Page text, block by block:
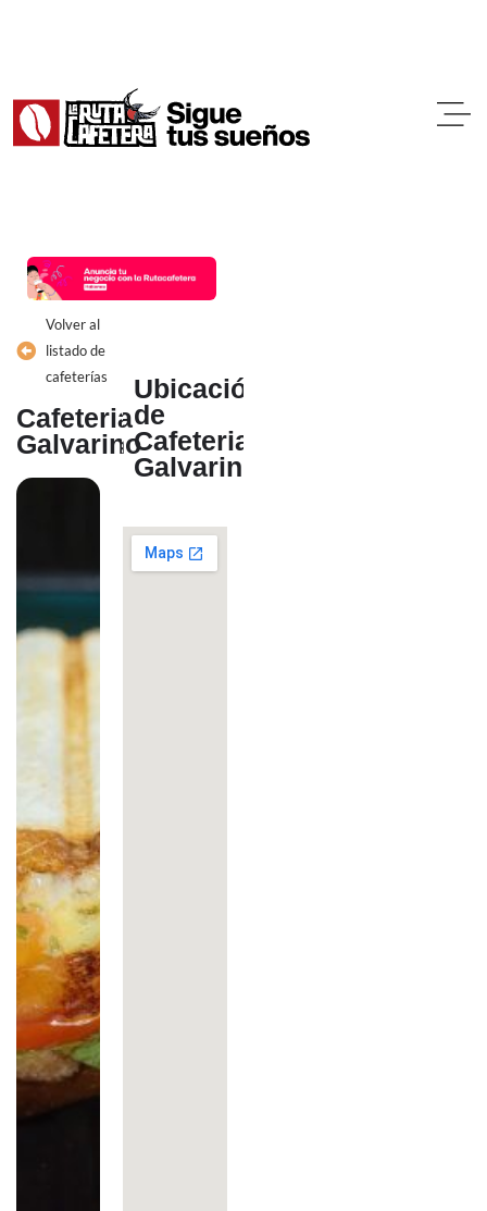
Volver al
listado de
cafeterías
Cafeteria
Galvarino
Ubicación
de
Cafeteria
Galvarino